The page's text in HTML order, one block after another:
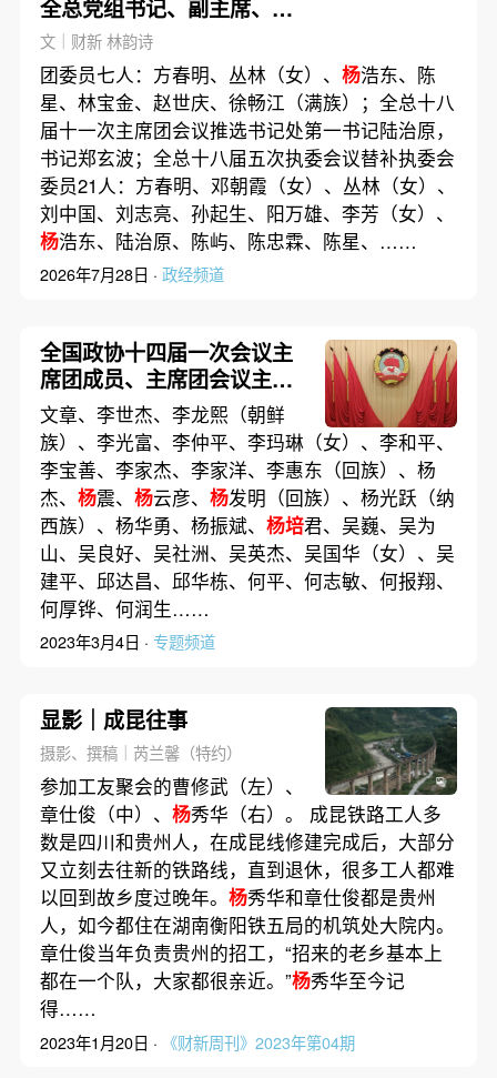
全总党组书记、副主席、书
记处第一书记
文｜财新 林韵诗
团委员七人：方春明、丛林（女）、 杨浩东、陈
星、林宝金、赵世庆、徐畅江（满族）；全总十八
届十一次主席团会议推选书记处第一书记陆治原，
书记郑玄波；全总十八届五次执委会议替补执委会
委员21人：方春明、邓朝霞（女）、丛林（女）、
刘中国、刘志亮、孙起生、阳万雄、李芳（女）、
杨浩东、陆治原、陈屿、陈忠霖、陈星、……
2026年7月28日 · 政经频道
全国政协十四届一次会议主
席团成员、主席团会议主持
人和秘书长名单
文章、李世杰、李龙熙（朝鲜
族）、李光富、李仲平、李玛琳（女）、李和平、
李宝善、李家杰、李家洋、李惠东（回族）、杨
杰、 杨震、 杨云彦、 杨发明（回族）、杨光跃（纳
西族）、杨华勇、杨振斌、 杨培君、吴巍、吴为
山、吴良好、吴社洲、吴英杰、吴国华（女）、吴
建平、邱达昌、邱华栋、何平、何志敏、何报翔、
何厚铧、何润生……
2023年3月4日 · 专题频道
显影｜成昆往事
摄影、撰稿｜芮兰馨（特约）
参加工友聚会的曹修武（左）、
章仕俊（中）、 杨秀华（右）。 成昆铁路工人多
数是四川和贵州人，在成昆线修建完成后，大部分
又立刻去往新的铁路线，直到退休，很多工人都难
以回到故乡度过晚年。 杨秀华和章仕俊都是贵州
人，如今都住在湖南衡阳铁五局的机筑处大院内。
章仕俊当年负责贵州的招工，“招来的老乡基本上
都在一个队，大家都很亲近。”杨秀华至今记
得……
2023年1月20日 · 《财新周刊》2023年第04期